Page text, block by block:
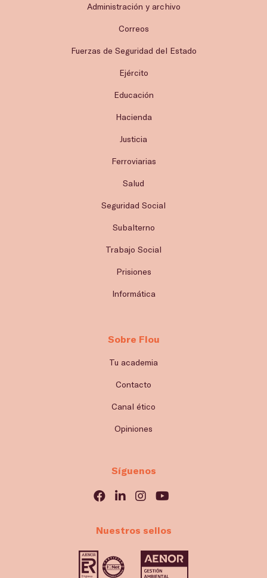
Administración y archivo
Correos
Fuerzas de Seguridad del Estado
Ejército
Educación
Hacienda
Justicia
Ferroviarias
Salud
Seguridad Social
Subalterno
Trabajo Social
Prisiones
Informática
Sobre Flou
Tu academia
Contacto
Canal ético
Opiniones
Síguenos
Nuestros sellos